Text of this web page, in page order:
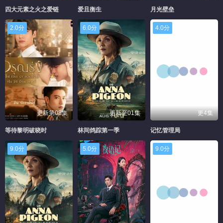
四大元素之火之爱链 爱且衡生 月光壁垒
2.0分
更新第08集
等待黎明破晓时
6.0分
更新至01集
林间鸽踪第一季
4.0分
更4集
记忆管理局
9.0分 5.0分 9.0分